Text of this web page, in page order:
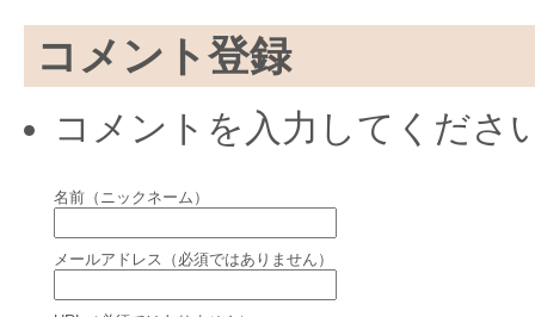
コメント登録
コメントを入力してくださ
名前（ニックネーム）
メールアドレス（必須ではありません）